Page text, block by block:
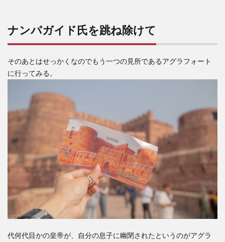
ナンパガイド氏を跳ね除けて
そのあとはせっかくなのでもう一つの見所であるアグラフォート
に行ってみる。
代何代目かの皇帝が、自分の息子に幽閉されたというのがアグラ